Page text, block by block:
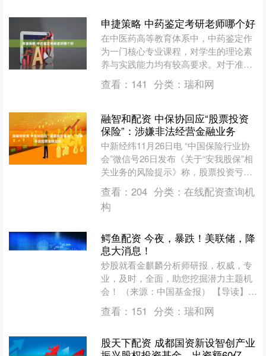
申捷策略 中药鉴定考研老师哪个好
在中医药高等教育体系中，中药鉴定作
为一门核心专业课程，对学生的理论素
养与实践能力均有较高要求。对于准备
参加硕士研究生入学考试的学生而言，
选择一位专业扎实、教学严....
查看： 141 分类： 瑞和网
融智和配资 中保协回应“股票投资
保险”：涉嫌非法经营金融业务
中新经纬11月26日电 “中国保险行业协
会”微信号26日发布《关于“安我股保”相
关业务的风险提示》称，股票投资亏损
不属于保险可承保范围，目前金融监管
部门未批准或....
查看： 204 分类： 在线配资查询机
构
鳄鱼配资 今夜，暴跌！美联储，降
息大消息！
炒股就看金麒麟分析师研报，权威，专
业，及时，全面，助您挖掘潜力主题机
会！ （来源：中国基金报） 【导读】谷
歌芯片冲击英伟达，科技股大跌， 疲软
数据重燃12月降息....
查看： 151 分类： 瑞和网
股天下配资 成都国资新设智创产业